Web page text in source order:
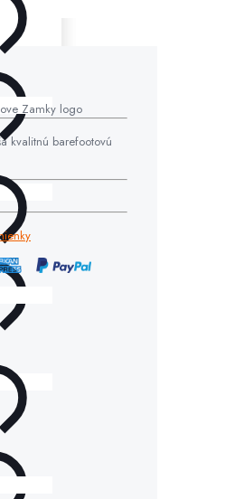
kvalitnú barefootovú